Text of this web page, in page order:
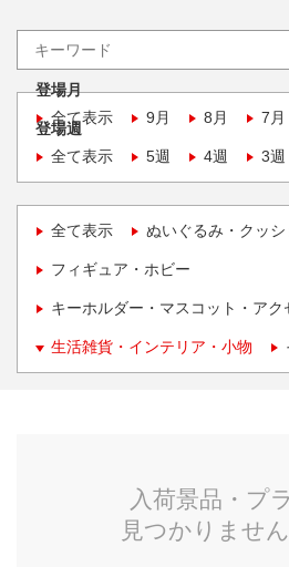
登場月
全て表示
9月 8月 7月
登場週
全て表示
5週 4週 3週
全て表示 ぬいぐるみ・クッシ
フィギュア・ホビー
キーホルダー・マスコット・アク
生活雑貨・インテリア・小物